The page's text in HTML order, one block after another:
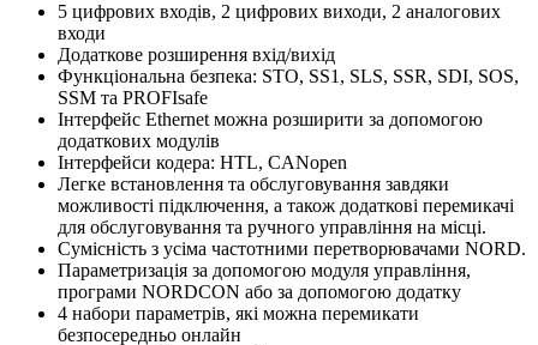
5 цифрових входів, 2 цифрових виходи, 2 аналогових
входи
Додаткове розширення вхід/вихід
Функціональна безпека: STO, SS1, SLS, SSR, SDI, SOS,
SSM та PROFIsafe
Інтерфейс Ethernet можна розширити за допомогою
додаткових модулів
Інтерфейси кодера: HTL, CANopen
Легке встановлення та обслуговування завдяки
можливості підключення, а також додаткові перемикачі
для обслуговування та ручного управління на місці.
Сумісність з усіма частотними перетворювачами NORD.
Параметризація за допомогою модуля управління,
програми NORDCON або за допомогою додатку
4 набори параметрів, які можна перемикати
безпосередньо онлайн